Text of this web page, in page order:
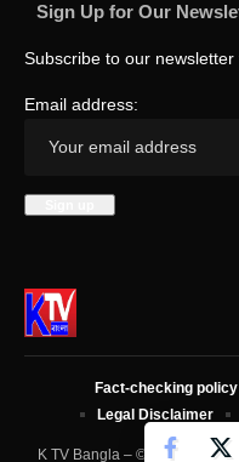
Sign Up for Our
Subscribe to our
Email address:
K TV Bangla – © 2025 All
Fact-checking policy
Legal Disclaimer